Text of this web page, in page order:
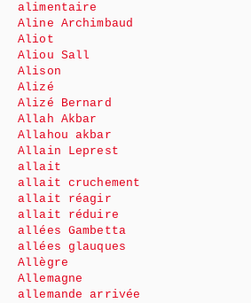
alimentaire
Aline Archimbaud
Aliot
Aliou Sall
Alison
Alizé
Alizé Bernard
Allah Akbar
Allahou akbar
Allain Leprest
allait
allait cruchement
allait réagir
allait réduire
allées Gambetta
allées glauques
Allègre
Allemagne
allemande arrivée